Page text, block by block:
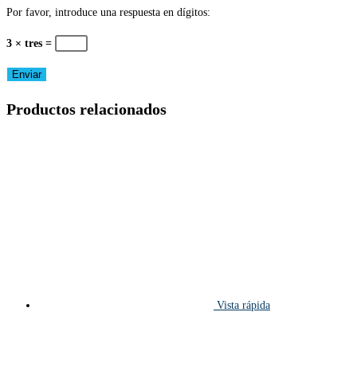
Por favor, introduce una respuesta en dígitos:
3 × tres =
Productos relacionados
Vista rápida